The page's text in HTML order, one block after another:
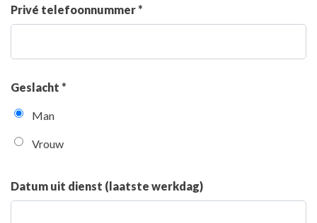
Privé telefoonnummer *
Geslacht *
Man
Vrouw
Datum uit dienst (laatste werkdag)